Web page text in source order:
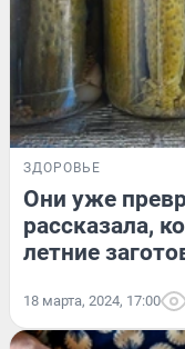
ЗДОРОВЬЕ
Они уже
рассказала,
летние
18 марта, 2024, 17:00